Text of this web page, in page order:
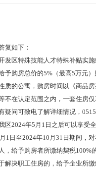
复如下：
发区特殊技能人才特殊补贴实
予购房总价的5%（最高5万元
质的公寓，购房时间以《商品
不在认定范围之内，一套住房
疑问可致电了解详细情况，
区2024年5月1日之后可以享受
1日至2024年10月31日期间，
，给予购房者所缴纳契税100%
解决职工住房的，给予企业所